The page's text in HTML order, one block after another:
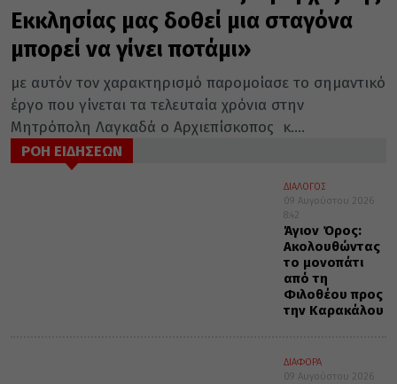
Εκκλησίας μας δοθεί μια σταγόνα
μπορεί να γίνει ποτάμι»
με αυτόν τον χαρακτηρισμό παρομοίασε το σημαντικό
έργο που γίνεται τα τελευταία χρόνια στην
Μητρόπολη Λαγκαδά ο Αρχιεπίσκοπος κ....
ΡΟΗ ΕΙΔΗΣΕΩΝ
ΔΙΑΛΟΓΟΣ
09 Αυγούστου 2026
8:42
Άγιον Όρος:
Ακολουθώντας
το μονοπάτι
από τη
Φιλοθέου προς
την Καρακάλου
ΔΙΑΦΟΡΑ
09 Αυγούστου 2026